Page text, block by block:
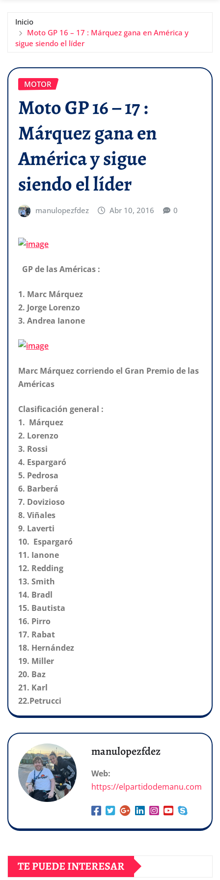
Inicio
Moto GP 16 – 17 : Márquez gana en América y
sigue siendo el líder
MOTOR
Moto GP 16 – 17 :
Márquez gana en
América y sigue
siendo el líder
manulopezfdez Abr 10, 2016 0
GP de las Américas :
1. Marc Márquez
2. Jorge Lorenzo
3. Andrea Ianone
Marc Márquez corriendo el Gran Premio de las
Américas
Clasificación general :
1. Márquez
2. Lorenzo
3. Rossi
4. Espargaró
5. Pedrosa
6. Barberá
7. Dovizioso
8. Viñales
9. Laverti
10. Espargaró
11. Ianone
12. Redding
13. Smith
14. Bradl
15. Bautista
16. Pirro
17. Rabat
18. Hernández
19. Miller
20. Baz
21. Karl
22.Petrucci
manulopezfdez
Web:
https://elpartidodemanu.com
TE PUEDE INTERESAR